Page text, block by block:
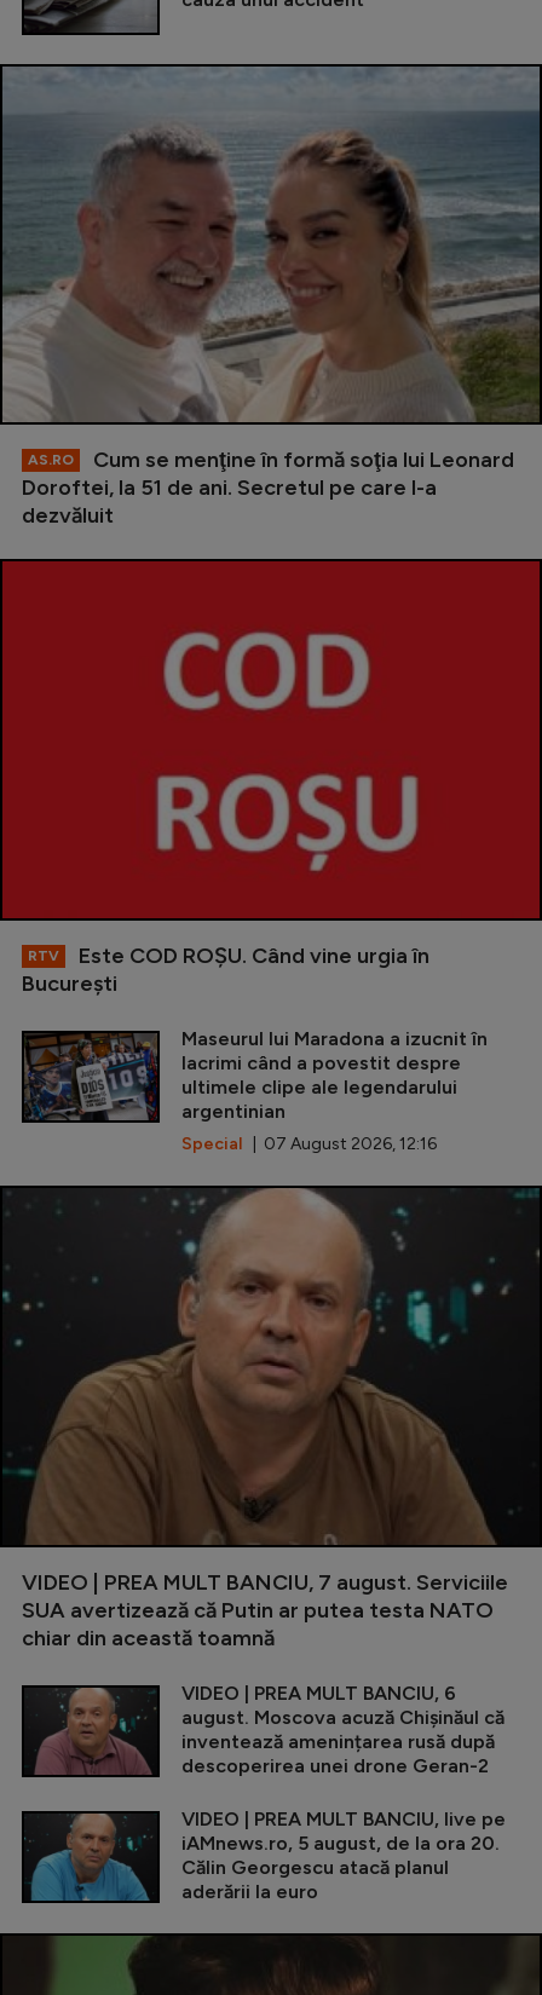
AS.RO
Cum se menţine în formă soţia lui Leonard
Doroftei, la 51 de ani. Secretul pe care l-a
dezvăluit
RTV
Este COD ROŞU. Când vine urgia în
Bucureşti
Maseurul lui Maradona a izucnit în
lacrimi când a povestit despre
ultimele clipe ale legendarului
argentinian
Special | 07 August 2026, 12:16
VIDEO | PREA MULT BANCIU, 7 august. Serviciile
SUA avertizează că Putin ar putea testa NATO
chiar din această toamnă
VIDEO | PREA MULT BANCIU, 6
august. Moscova acuză Chișinăul că
inventează amenințarea rusă după
descoperirea unei drone Geran-2
VIDEO | PREA MULT BANCIU, live pe
iAMnews.ro, 5 august, de la ora 20.
Călin Georgescu atacă planul
aderării la euro